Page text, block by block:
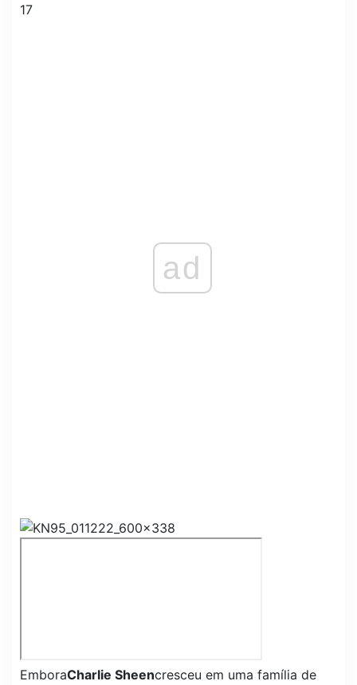
17
ad
EmboraCharlie Sheencresceu em uma família de